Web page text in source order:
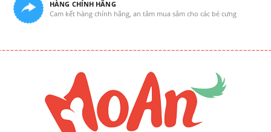
HÀNG CHÍNH HÃNG
Cam kết hàng chính hãng, an tâm mua sắm cho các bé cưng